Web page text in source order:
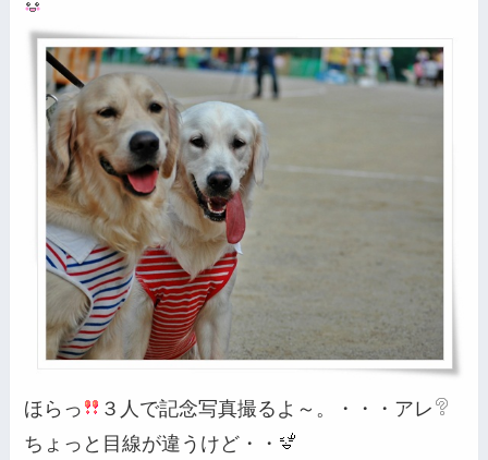
ほらっ
３人で記念写真撮るよ～。・・・アレ
ちょっと目線が違うけど・・